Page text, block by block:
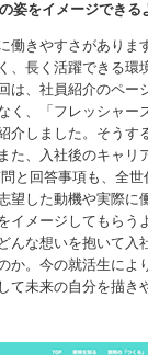
姿をイメージできる
働きやすさがありま
、長く活躍できる環
は、社員紹介のペー
く、「フレッシャー
介しました。そうす
た、入社後のキャリ
と回答事項も、全
望した動機や実際に
イメージしてもらう
んな想いを抱いて入
か。今の就活生によ
て未来の自分を描き